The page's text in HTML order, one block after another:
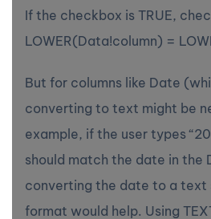
If the checkbox is TRUE,
LOWER(Data!column) =
But for columns like Date
converting to text might be
example, if the user types
should match the date in the
converting the date to a text
format would help. Using